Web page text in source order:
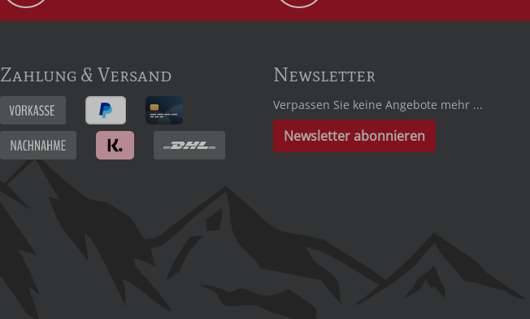
Zahlung & Versand Newsletter
Verpassen Sie keine Angebote mehr ...
Newsletter abonnieren